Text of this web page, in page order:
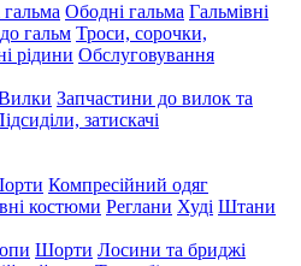
гальма Ободні гальма Гальмівні
гальм Троси, сорочки,
рідини Обслуговування
Запчастини до вилок та
затискачі
Компресійний одяг
костюми Реглани Худі Штани
Шорти Лосини та бриджі